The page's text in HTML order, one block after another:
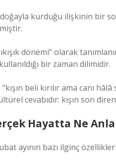
kurduğu ilişkinin bir
dönemi” olarak
bir zaman dilimidir.
beli kırılır ama canı
cevabıdır: kışın son
Hayatta Ne
ayının bazı ilginç